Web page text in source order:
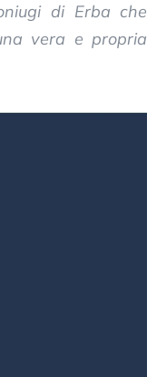
di Erba che
vera e propria